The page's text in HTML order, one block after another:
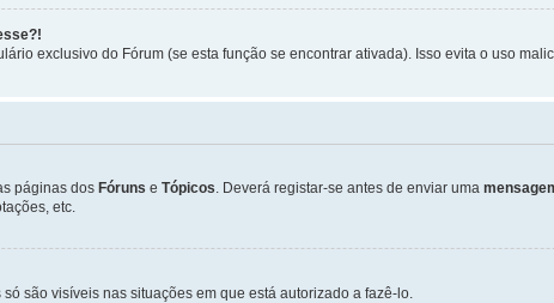
exclusivo do Fórum (se esta função se encontrar ativada). Isso evita o uso
páginas dos Fóruns e Tópicos. Deverá registar-se antes de enviar uma
etc.
só são visíveis nas situações em que está autorizado a fazê-lo.